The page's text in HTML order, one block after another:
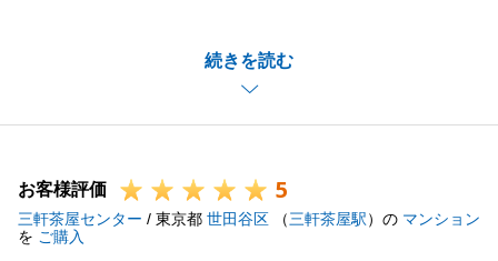
続きを読む
F様のご購入のお手伝いをさせていただくことがで
き、非常に嬉しく思っております。
のような大切なご縁をいただき、微力ながらF様のお
力になれていましたら大変光栄です。
今後とも末永くどうぞよろしくお願いいたします。
お客様評価 5
三軒茶屋センター / 東京都 世田谷区 （三軒茶屋駅）の マンション
を ご購入